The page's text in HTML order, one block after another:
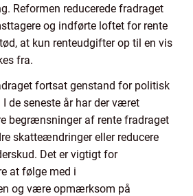
Reformen reducerede fradraget
og indførte loftet for rente
at kun renteudgifter op til en vis
fra.
fortsat genstand for politisk
de seneste år har der været
begrænsninger af rente fradraget
skatteændringer eller reducere
Det er vigtigt for
at følge med i
og være opmærksom på